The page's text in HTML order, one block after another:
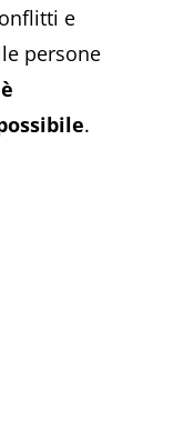
e
persone
.